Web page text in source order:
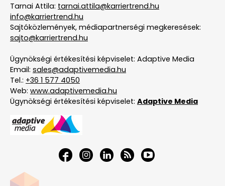
Tarnai Attila: tarnai.attila@karriertrend.hu
info@karriertrend.hu
Sajtóközlemények, médiapartnerségi megkeresések:
sajto@karriertrend.hu
Ügynökségi értékesítési képviselet: Adaptive Media
Email: sales@adaptivemedia.hu
Tel.: +36 1 577 4050
Web: www.adaptivemedia.hu
Ügynökségi értékesítési képviselet: Adaptive Media